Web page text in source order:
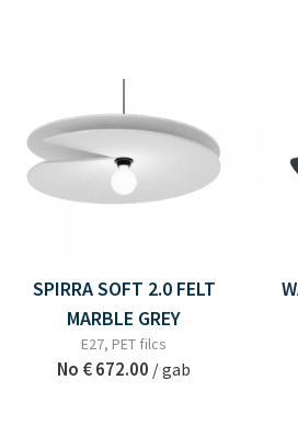
SPIRRA SOFT 2.0 FELT
MARBLE GREY
E27, PET filcs
No € 672.00 / gab